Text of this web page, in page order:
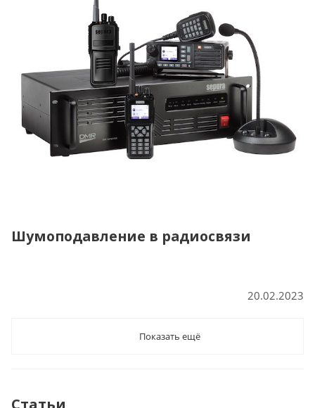
Шумоподавление в радиосвязи
20.02.2023
Показать ещё